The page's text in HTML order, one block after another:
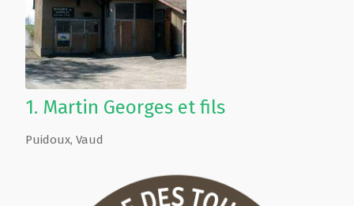
1. Martin Georges et fils
Puidoux, Vaud